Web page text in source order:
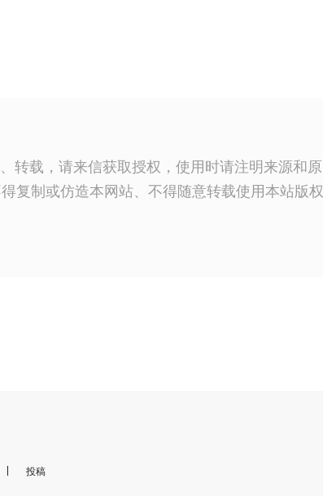
转载，请来信获取授权，使用时请注明来源和原
复制或仿造本网站、不得随意转载使用本站版权
投稿